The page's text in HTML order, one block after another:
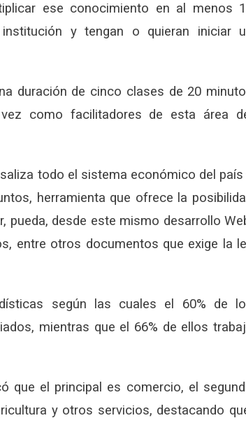
ese conocimiento en al menos
y tengan o quieran iniciar
duración de cinco clases de 20
como facilitadores de esta área
todo el sistema económico del país
herramienta que ofrece la
pueda, desde este mismo desarrollo
entre otros documentos que exige la
según las cuales el 60% de
mientras que el 66% de ellos
que el principal es comercio, el
y otros servicios, destacando